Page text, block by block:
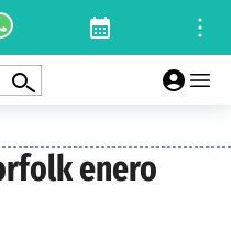
enero